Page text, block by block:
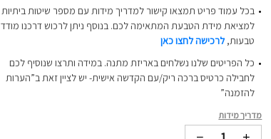
בכל עמוד פריט תמצאו קישור למדריך מידות עם מספר שיטות ביתיות
למציאת מידת הטבעת המתאימה לכם. בנוסף ניתן לרכוש דרכנו מודד
טבעות,לרכישה לחצו כאן
כל הפריטים שלנו נשלחים באריזת מתנה. במידה ותרצו שנוסיף לכם
לחבילה כרטיס ברכה ריק/עם הקדשה אישית- יש לציין זאת ב”הערות
להזמנה”
מדריך מידות